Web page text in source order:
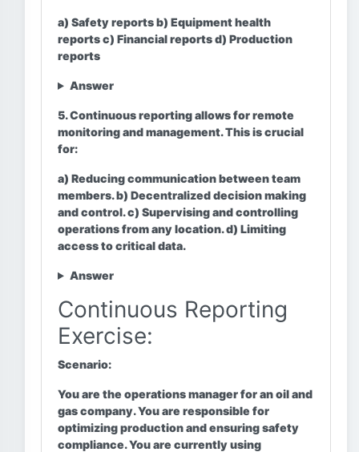
a) Safety reports b) Equipment health
reports c) Financial reports d) Production
reports
Answer
5. Continuous reporting allows for remote
monitoring and management. This is crucial
for:
a) Reducing communication between team
members. b) Decentralized decision making
and control. c) Supervising and controlling
operations from any location. d) Limiting
access to critical data.
Answer
Continuous Reporting
Exercise:
Scenario:
You are the operations manager for an oil and
gas company. You are responsible for
optimizing production and ensuring safety
compliance. You are currently using